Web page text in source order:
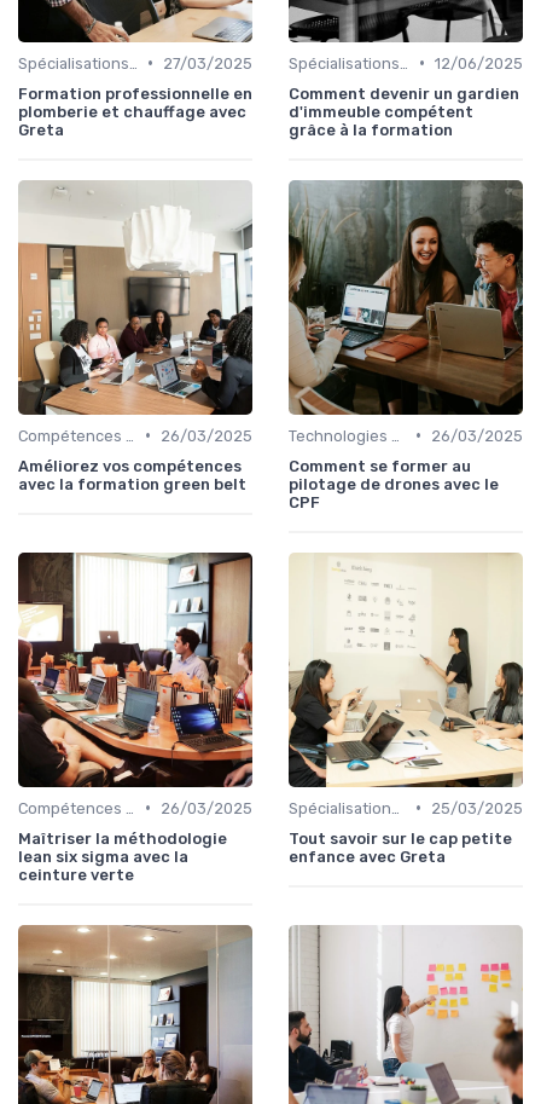
•
27/03/2025
Formation professionnelle en
plomberie et chauffage avec
Greta
• 12/06/2025
Comment devenir un gardien
d'immeuble compétent
grâce à la formation
•
26/03/2025
Améliorez vos compétences
avec la formation green belt
•
26/03/2025
Comment se former au
pilotage de drones avec le
CPF
•
26/03/2025
Maîtriser la méthodologie
lean six sigma avec la
ceinture verte
•
25/03/2025
Tout savoir sur le cap petite
enfance avec Greta